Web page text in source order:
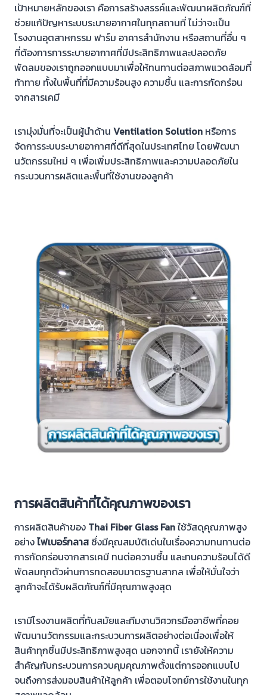
เป้าหมายหลักของเรา คือการสร้างสรรค์และพัฒนาผลิตภัณฑ์ที่
ช่วยแก้ปัญหาระบบระบายอากาศในทุกสถานที่ ไม่ว่าจะเป็น
โรงงานอุตสาหกรรม ฟาร์ม อาคารสำนักงาน หรือสถานที่อื่น ๆ
ที่ต้องการการระบายอากาศที่มีประสิทธิภาพและปลอดภัย
พัดลมของเราถูกออกแบบมาเพื่อให้ทนทานต่อสภาพแวดล้อมที่
ท้าทาย ทั้งในพื้นที่ที่มีความร้อนสูง ความชื้น และการกัดกร่อน
จากสารเคมี
เรามุ่งมั่นที่จะเป็นผู้นำด้าน Ventilation Solution หรือการ
จัดการระบบระบายอากาศที่ดีที่สุดในประเทศไทย โดยพัฒนา
นวัตกรรมใหม่ ๆ เพื่อเพิ่มประสิทธิภาพและความปลอดภัยใน
กระบวนการผลิตและพื้นที่ใช้งานของลูกค้า
การผลิตสินค้าที่ได้คุณภาพของเรา
การผลิตสินค้าของ Thai Fiber Glass Fanใช้วัสดุคุณภาพสูง
อย่างไฟเบอร์กลาส ซึ่งมีคุณสมบัติเด่นในเรื่องความทนทานต่อ
การกัดกร่อนจากสารเคมี ทนต่อความชื้น และทนความร้อนได้ดี
พัดลมทุกตัวผ่านการทดสอบมาตรฐานสากล เพื่อให้มั่นใจว่า
ลูกค้าจะได้รับผลิตภัณฑ์ที่มีคุณภาพสูงสุด
เรามีโรงงานผลิตที่ทันสมัยและทีมงานวิศวกรมืออาชีพที่คอย
พัฒนานวัตกรรมและกระบวนการผลิตอย่างต่อเนื่องเพื่อให้
สินค้าทุกชิ้นมีประสิทธิภาพสูงสุด นอกจากนี้ เรายังให้ความ
สำคัญกับกระบวนการควบคุมคุณภาพตั้งแต่การออกแบบไป
จนถึงการส่งมอบสินค้าให้ลูกค้า เพื่อตอบโจทย์การใช้งานในทุก